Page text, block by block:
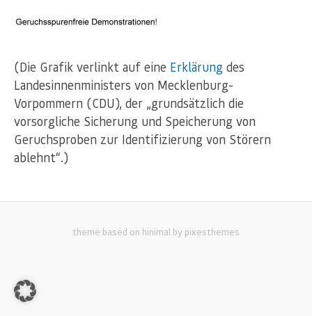
(Die Grafik verlinkt auf eine Erklärung des
Landesinnenministers von Mecklenburg-
Vorpommern (CDU), der „grundsätzlich die
vorsorgliche Sicherung und Speicherung von
Geruchsproben zur Identifizierung von Störern
ablehnt“.)
theme based on hinimal by pixesthemes